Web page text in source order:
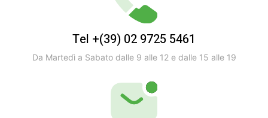
Tel +(39) 02 9725 5461
Da Martedì a Sabato dalle 9 alle 12 e dalle 15 alle 19